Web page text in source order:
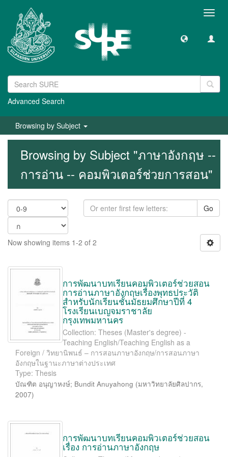
Advanced Search
Browsing by Subject
Browsing by Subject "ภาษาอังกฤษ --
การอ่าน -- คอมพิวเตอร์ช่วยการสอน"
Go
Now showing items 1-2 of 2
การพัฒนาบทเรียนคอมพิวเตอร์ช่วยสอน
การอ่านภาษาอังกฤษเรื่องพุทธประวัติ
สำหรับนักเรียนชั้นมัธยมศึกษาปีที่ 4
โรงเรียนเบญจมราชาลัย
กรุงเทพมหานคร
Collection: Theses (Master's degree) -
Teaching English/Teaching English as a
Foreign / วิทยานิพนธ์ – การสอนภาษาอังกฤษ/การสอนภาษา
อังกฤษในฐานะภาษาต่างประเทศ
Type: Thesis
บัณฑิต อนุญาหงษ์; Bundit Anuyahong (มหาวิทยาลัยศิลปากร,
2007)
การพัฒนาบทเรียนคอมพิวเตอร์ช่วยสอน
เรื่อง การอ่านภาษาอังกฤษ